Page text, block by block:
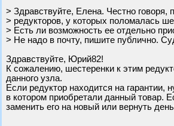
> Здравствуйте, Елена. Честно
> редукторов, у которых поломалась
> Есть ли возможность ее отдельно
> Не надо в почту, пишите публично.
Здравствуйте, Юрий82!
К сожалению, шестеренки к этим
данного узла.
Если редуктор находится на гарантии,
в котором приобретали данный товар.
заменить его на новый или вернуть